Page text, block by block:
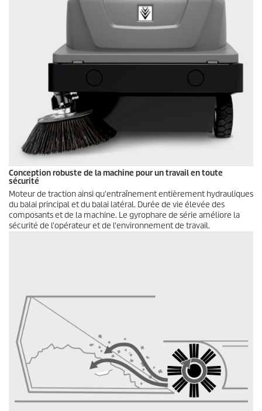
Conception robuste de la machine pour un travail en toute
sécurité
Moteur de traction ainsi qu'entraînement entièrement hydrauliques
du balai principal et du balai latéral. Durée de vie élevée des
composants et de la machine. Le gyrophare de série améliore la
sécurité de l'opérateur et de l'environnement de travail.